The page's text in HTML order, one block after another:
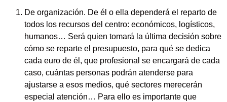
De organización. De él o ella dependerá el reparto de
todos los recursos del centro: económicos, logísticos,
humanos… Será quien tomará la última decisión sobre
cómo se reparte el presupuesto, para qué se dedica
cada euro de él, que profesional se encargará de cada
caso, cuántas personas podrán atenderse para
ajustarse a esos medios, qué sectores merecerán
especial atención… Para ello es importante que